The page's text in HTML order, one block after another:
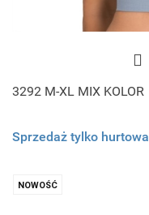
3292 M-XL MIX KOLOR
Sprzedaż tylko hurtowa
NOWOŚĆ